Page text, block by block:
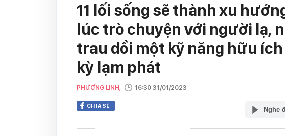
11 lối sống sẽ thành xu
lúc trò chuyện với người lạ,
trau dồi một kỹ năng hữu
kỳ lạm phát
PHƯƠNG LINH, 16:30 31/01/2023
CHIA SẺ Nghe